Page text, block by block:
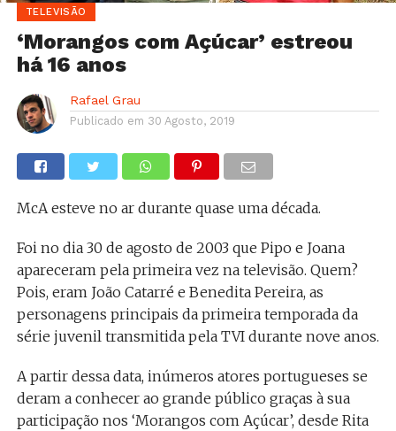
TELEVISÃO
‘Morangos com Açúcar’ estreou
há 16 anos
Rafael Grau
Publicado em 30 Agosto, 2019
McA esteve no ar durante quase uma década.
Foi no dia 30 de agosto de 2003 que Pipo e Joana
apareceram pela primeira vez na televisão. Quem?
Pois, eram João Catarré e Benedita Pereira, as
personagens principais da primeira temporada da
série juvenil transmitida pela TVI durante nove anos.
A partir dessa data, inúmeros atores portugueses se
deram a conhecer ao grande público graças à sua
participação nos ‘Morangos com Açúcar’, desde Rita